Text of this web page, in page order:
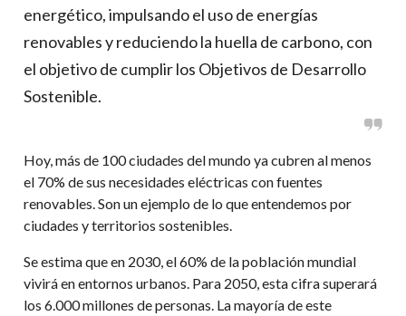
energético, impulsando el uso de energías
renovables y reduciendo la huella de carbono, con
el objetivo de cumplir los Objetivos de Desarrollo
Sostenible.
Hoy, más de 100 ciudades del mundo ya cubren al menos
el 70% de sus necesidades eléctricas con fuentes
renovables. Son un ejemplo de lo que entendemos por
ciudades y territorios sostenibles.
Se estima que en 2030, el 60% de la población mundial
vivirá en entornos urbanos. Para 2050, esta cifra superará
los 6.000 millones de personas. La mayoría de este